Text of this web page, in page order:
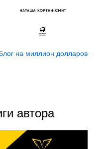
на миллион долларов
автора